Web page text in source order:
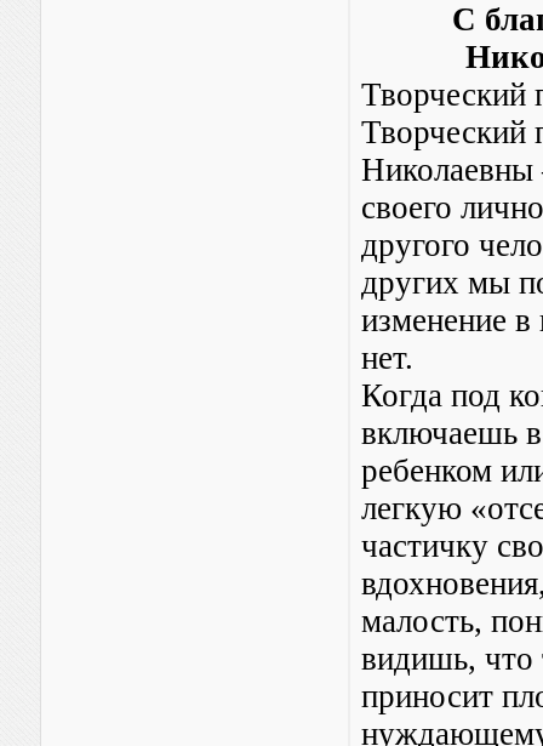
С
Творческий
Творческий
Николаевны
своего
другого
других мы
изменение
нет.
Когда под
включаешь
ребенком
легкую
частичку
малость,
видишь, что
приносит